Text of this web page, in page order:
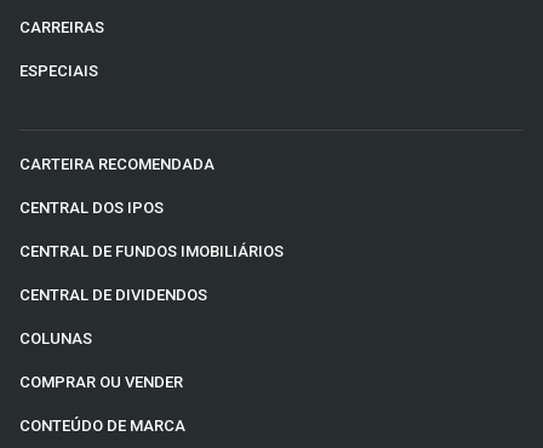
CARREIRAS
ESPECIAIS
CARTEIRA RECOMENDADA
CENTRAL DOS IPOS
CENTRAL DE FUNDOS IMOBILIÁRIOS
CENTRAL DE DIVIDENDOS
COLUNAS
COMPRAR OU VENDER
CONTEÚDO DE MARCA